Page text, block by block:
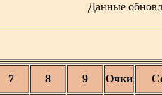
Данные
7 8 9 Очки